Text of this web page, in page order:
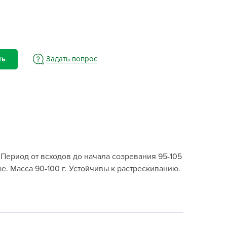
Forte
Dacha Group
Boom
Задать вопрос
от всходов до начала созревания 95-105
Масса 90-100 г. Устойчивы к растрескиванию.